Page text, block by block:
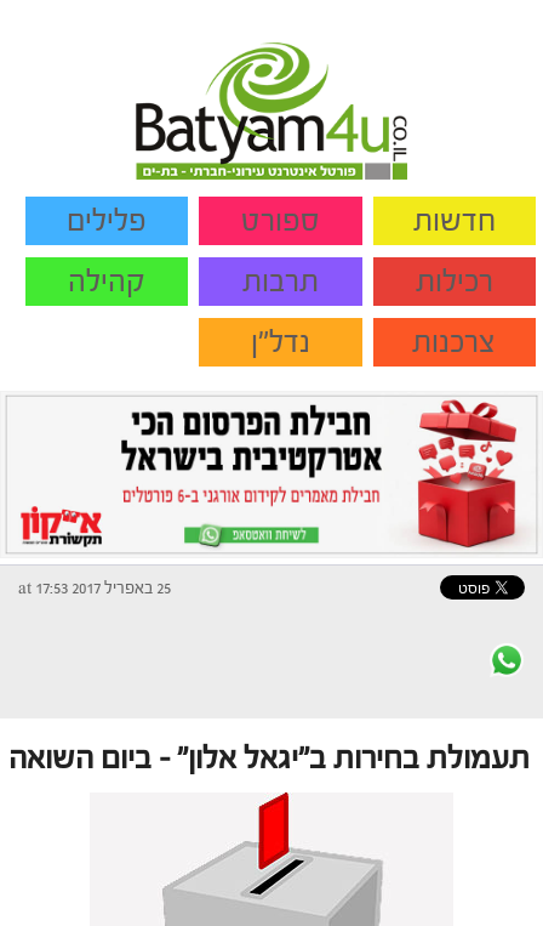
חדשות ספורט
פלילים
רכילות
תרבות
קהילה
צרכנות
נדל"ן
25 באפריל 2017 at 17:53
תעמולת בחירות ב"יגאל אלון" – ביום השואה